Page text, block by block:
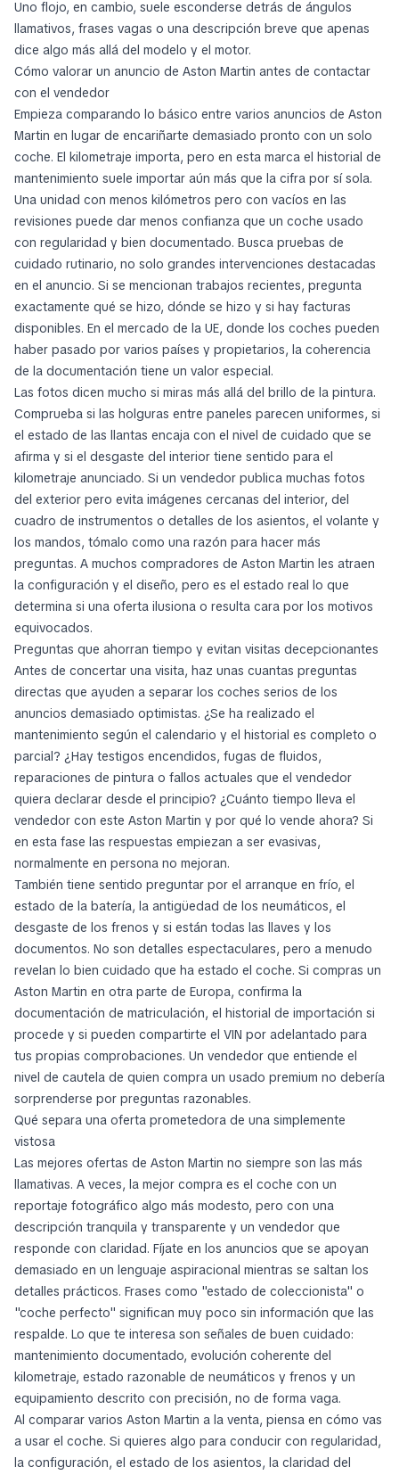
Uno flojo, en cambio, suele esconderse detrás de ángulos
llamativos, frases vagas o una descripción breve que apenas
dice algo más allá del modelo y el motor.
Cómo valorar un anuncio de Aston Martin antes de contactar
con el vendedor
Empieza comparando lo básico entre varios anuncios de Aston
Martin en lugar de encariñarte demasiado pronto con un solo
coche. El kilometraje importa, pero en esta marca el historial de
mantenimiento suele importar aún más que la cifra por sí sola.
Una unidad con menos kilómetros pero con vacíos en las
revisiones puede dar menos confianza que un coche usado
con regularidad y bien documentado. Busca pruebas de
cuidado rutinario, no solo grandes intervenciones destacadas
en el anuncio. Si se mencionan trabajos recientes, pregunta
exactamente qué se hizo, dónde se hizo y si hay facturas
disponibles. En el mercado de la UE, donde los coches pueden
haber pasado por varios países y propietarios, la coherencia
de la documentación tiene un valor especial.
Las fotos dicen mucho si miras más allá del brillo de la pintura.
Comprueba si las holguras entre paneles parecen uniformes, si
el estado de las llantas encaja con el nivel de cuidado que se
afirma y si el desgaste del interior tiene sentido para el
kilometraje anunciado. Si un vendedor publica muchas fotos
del exterior pero evita imágenes cercanas del interior, del
cuadro de instrumentos o detalles de los asientos, el volante y
los mandos, tómalo como una razón para hacer más
preguntas. A muchos compradores de Aston Martin les atraen
la configuración y el diseño, pero es el estado real lo que
determina si una oferta ilusiona o resulta cara por los motivos
equivocados.
Preguntas que ahorran tiempo y evitan visitas decepcionantes
Antes de concertar una visita, haz unas cuantas preguntas
directas que ayuden a separar los coches serios de los
anuncios demasiado optimistas. ¿Se ha realizado el
mantenimiento según el calendario y el historial es completo o
parcial? ¿Hay testigos encendidos, fugas de fluidos,
reparaciones de pintura o fallos actuales que el vendedor
quiera declarar desde el principio? ¿Cuánto tiempo lleva el
vendedor con este Aston Martin y por qué lo vende ahora? Si
en esta fase las respuestas empiezan a ser evasivas,
normalmente en persona no mejoran.
También tiene sentido preguntar por el arranque en frío, el
estado de la batería, la antigüedad de los neumáticos, el
desgaste de los frenos y si están todas las llaves y los
documentos. No son detalles espectaculares, pero a menudo
revelan lo bien cuidado que ha estado el coche. Si compras un
Aston Martin en otra parte de Europa, confirma la
documentación de matriculación, el historial de importación si
procede y si pueden compartirte el VIN por adelantado para
tus propias comprobaciones. Un vendedor que entiende el
nivel de cautela de quien compra un usado premium no debería
sorprenderse por preguntas razonables.
Qué separa una oferta prometedora de una simplemente
vistosa
Las mejores ofertas de Aston Martin no siempre son las más
llamativas. A veces, la mejor compra es el coche con un
reportaje fotográfico algo más modesto, pero con una
descripción tranquila y transparente y un vendedor que
responde con claridad. Fíjate en los anuncios que se apoyan
demasiado en un lenguaje aspiracional mientras se saltan los
detalles prácticos. Frases como "estado de coleccionista" o
"coche perfecto" significan muy poco sin información que las
respalde. Lo que te interesa son señales de buen cuidado:
mantenimiento documentado, evolución coherente del
kilometraje, estado razonable de neumáticos y frenos y un
equipamiento descrito con precisión, no de forma vaga.
Al comparar varios Aston Martin a la venta, piensa en cómo vas
a usar el coche. Si quieres algo para conducir con regularidad,
la configuración, el estado de los asientos, la claridad del